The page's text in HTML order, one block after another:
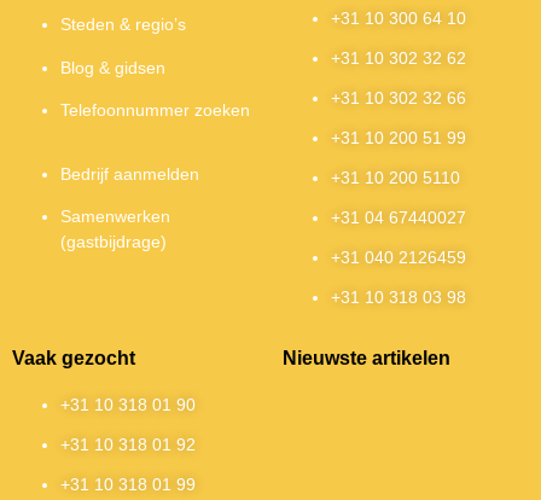
Steden & regio’s
Blog & gidsen
Telefoonnummer zoeken
Bedrijf aanmelden
Samenwerken
(gastbijdrage)
+31 10 300 64 10
+31 10 302 32 62
+31 10 302 32 66
+31 10 200 51 99
+31 10 200 5110
+31 04 67440027
+31 040 2126459
+31 10 318 03 98
Vaak gezocht
+31 10 318 01 90
+31 10 318 01 92
+31 10 318 01 99
Nieuwste artikelen